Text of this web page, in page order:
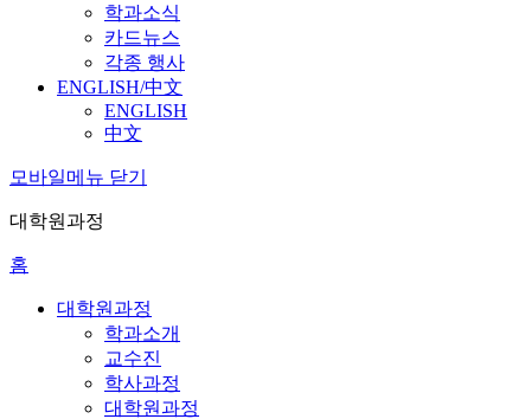
학과소식
카드뉴스
각종 행사
ENGLISH/中文
ENGLISH
中文
모바일메뉴 닫기
대학원과정
홈
대학원과정
학과소개
교수진
학사과정
대학원과정